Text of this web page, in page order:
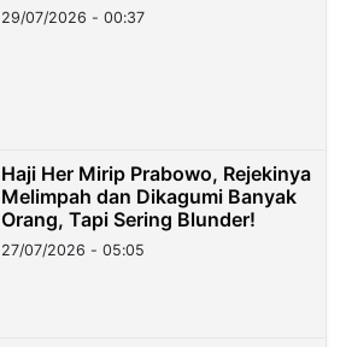
29/07/2026 - 00:37
Haji Her Mirip Prabowo, Rejekinya
Melimpah dan Dikagumi Banyak
Orang, Tapi Sering Blunder!
27/07/2026 - 05:05